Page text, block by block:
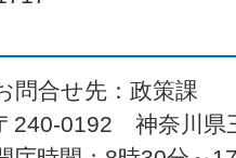
問合せ先：政策課
240-0192 神奈川県